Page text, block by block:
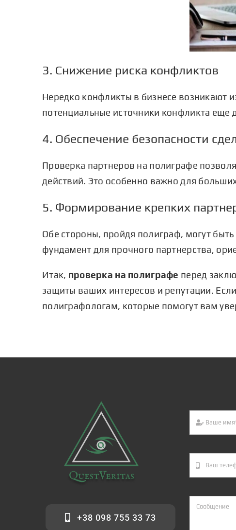
3. Снижение риска конфликтов
Нередко конфликты в бизнесе возникают
потенциальные источники конфликта
4. Обеспечение безопасности
Проверка партнеров на полиграфе
действий. Это особенно важно для
5. Формирование крепких
Обе стороны, пройдя полиграф, могут
фундамент для прочного партнерства,
Итак, проверка на полиграфе перед
защиты ваших интересов и репутации.
полиграфологам, которые помогут вам
+38 098 755 33 73